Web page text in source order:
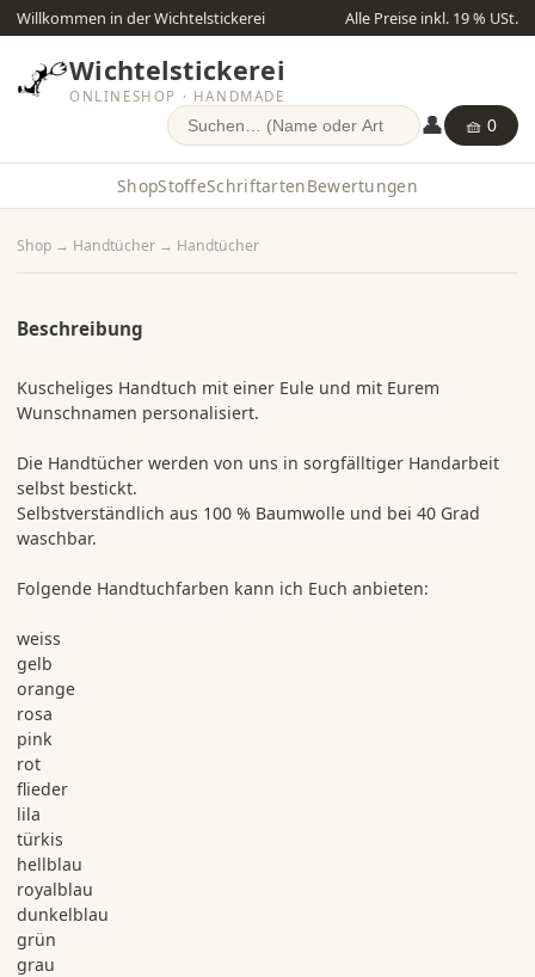
Willkommen in der Wichtelstickerei Alle Preise inkl. 19 % USt.
Wichtelstickerei
ONLINESHOP · HANDMADE
👤 🧺 0
ShopStoffeSchriftartenBewertungen
Shop → Handtücher → Handtücher
Beschreibung
Kuscheliges Handtuch mit einer Eule und mit Eurem
Wunschnamen personalisiert.
Die Handtücher werden von uns in sorgfälltiger Handarbeit
selbst bestickt.
Selbstverständlich aus 100 % Baumwolle und bei 40 Grad
waschbar.
Folgende Handtuchfarben kann ich Euch anbieten:
weiss
gelb
orange
rosa
pink
rot
flieder
lila
türkis
hellblau
royalblau
dunkelblau
grün
grau